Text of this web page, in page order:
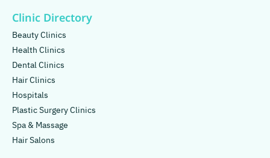
Clinic Directory
Beauty Clinics
Health Clinics
Dental Clinics
Hair Clinics
Hospitals
Plastic Surgery Clinics
Spa & Massage
Hair Salons